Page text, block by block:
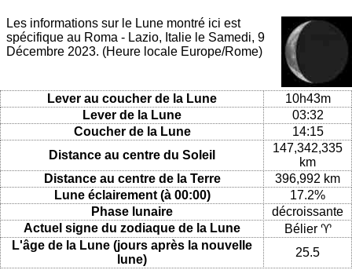
Les informations sur le Lune montré ici est
spécifique au Roma - Lazio, Italie le Samedi, 9
Décembre 2023. (Heure locale Europe/Rome)
Lever au coucher de la Lune
10h43m
Lever de la Lune
03:32
Coucher de la Lune
14:15
Distance au centre du Soleil
147,342,335
km
Distance au centre de la Terre
396,992 km
Lune éclairement (à 00:00)
17.2%
Phase lunaire
décroissante
Actuel signe du zodiaque de la Lune
Bélier ♈
L'âge de la Lune (jours après la nouvelle
lune)
25.5